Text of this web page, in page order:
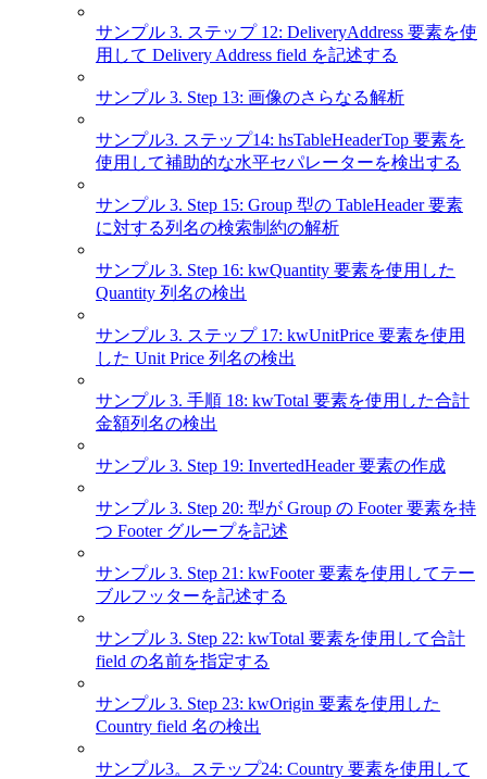
サンプル 3. ステップ 12: DeliveryAddress 要素を使
用して Delivery Address field を記述する
サンプル 3. Step 13: 画像のさらなる解析
サンプル3. ステップ14: hsTableHeaderTop 要素を
使用して補助的な水平セパレーターを検出する
サンプル 3. Step 15: Group 型の TableHeader 要素
に対する列名の検索制約の解析
サンプル 3. Step 16: kwQuantity 要素を使用した
Quantity 列名の検出
サンプル 3. ステップ 17: kwUnitPrice 要素を使用
した Unit Price 列名の検出
サンプル 3. 手順 18: kwTotal 要素を使用した合計
金額列名の検出
サンプル 3. Step 19: InvertedHeader 要素の作成
サンプル 3. Step 20: 型が Group の Footer 要素を持
つ Footer グループを記述
サンプル 3. Step 21: kwFooter 要素を使用してテー
ブルフッターを記述する
サンプル 3. Step 22: kwTotal 要素を使用して合計
field の名前を指定する
サンプル 3. Step 23: kwOrigin 要素を使用した
Country field 名の検出
サンプル3。ステップ24: Country 要素を使用して